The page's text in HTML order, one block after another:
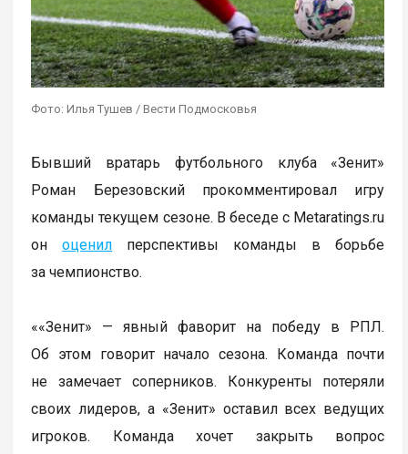
Фото: Илья Тушев / Вести Подмосковья
Бывший вратарь футбольного клуба «Зенит»
Роман Березовский прокомментировал игру
команды текущем сезоне. В беседе с Metaratings.ru
оноценил перспективы команды в борьбе
за чемпионство.
««Зенит» — явный фаворит на победу в РПЛ.
Об этом говорит начало сезона. Команда почти
не замечает соперников. Конкуренты потеряли
своих лидеров, а «Зенит» оставил всех ведущих
игроков. Команда хочет закрыть вопрос